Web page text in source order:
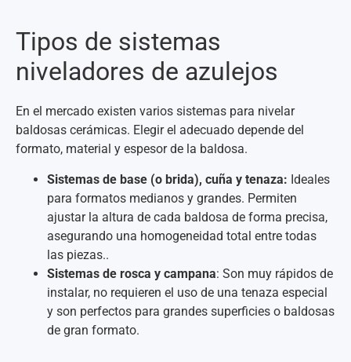
Tipos de sistemas
niveladores de azulejos
En el mercado existen varios sistemas para nivelar
baldosas cerámicas. Elegir el adecuado depende del
formato, material y espesor de la baldosa.
Sistemas de base (o brida), cuña y tenaza: Ideales
para formatos medianos y grandes. Permiten
ajustar la altura de cada baldosa de forma precisa,
asegurando una homogeneidad total entre todas
las piezas..
Sistemas de rosca y campana: Son muy rápidos de
instalar, no requieren el uso de una tenaza especial
y son perfectos para grandes superficies o baldosas
de gran formato.